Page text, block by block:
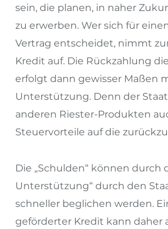
sein, die planen, in naher
zu erwerben. Wer sich für
Vertrag entscheidet, nimmt
Kredit auf. Die Rückzahlung
erfolgt dann gewisser Maßen
Unterstützung. Denn der
anderen Riester-Produkten
Steuervorteile auf die
Die „Schulden“ können durch
Unterstützung“ durch den
schneller beglichen werden.
geförderter Kredit kann daher